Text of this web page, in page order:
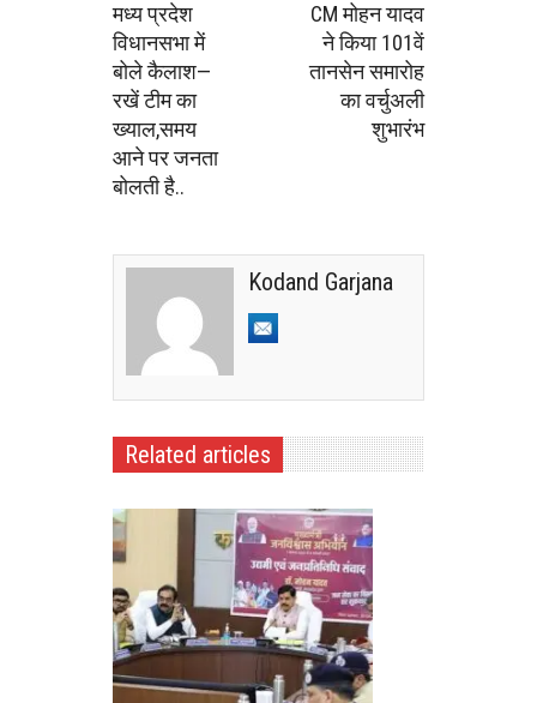
मध्य प्रदेश
विधानसभा में
बोले कैलाश—
रखें टीम का
ख्याल,समय
आने पर जनता
बोलती है..
CM मोहन यादव
ने किया 101वें
तानसेन समारोह
का वर्चुअली
शुभारंभ
Kodand Garjana
Related articles